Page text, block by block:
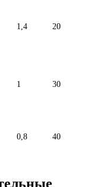
1,4 20
1 30
0,8 40